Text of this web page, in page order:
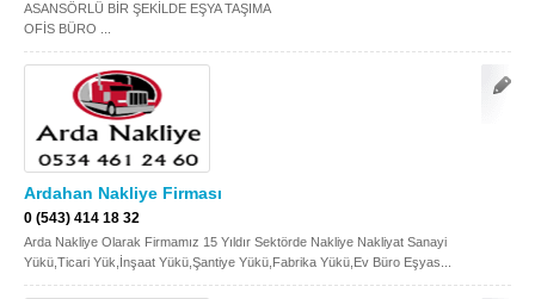
DEFTER
NAKLİYECİ İLANLARI
ASANSÖRLÜ BİR ŞEKİLDE EŞYA TAŞIMA
OFİS BÜRO ...
Ardahan Nakliye Firması
0 (543) 414 18 32
Arda Nakliye Olarak Firmamız 15 Yıldır Sektörde Nakliye Nakliyat Sanayi
Yükü,Ticari Yük,İnşaat Yükü,Şantiye Yükü,Fabrika Yükü,Ev Büro Eşyas...